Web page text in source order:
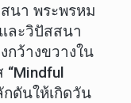
นา พระพรหม
ะวิปัสสนา
กว้างขวางใน
“Mindful
ดันให้เกิดวัน